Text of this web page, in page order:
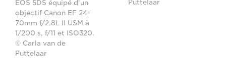
EOS 5DS équipé d'un
objectif Canon EF 24-
70mm f/2.8L II USM à
1/200 s, f/11 et ISO320.
© Carla van de
Puttelaar
Puttelaar